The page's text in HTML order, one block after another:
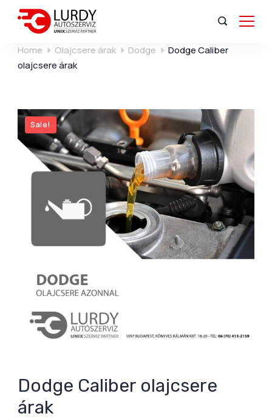
Home Olajcsere árak Dodge
Dodge Caliber
olajcsere árak
Sale!
Dodge Caliber olajcsere
árak